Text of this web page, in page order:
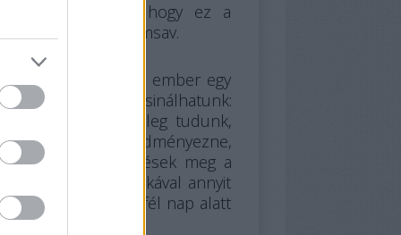
Neki elhiszik, hogy ez a
mint a citromsav.
mert tudod, az ember egy
Egyvalamit nem csinálhatunk:
Amit tényleg tudunk,
lebukást eredményezne,
ember. A hirdetések meg a
5-6 órás munkával annyit
mondjuk egy fél nap alatt